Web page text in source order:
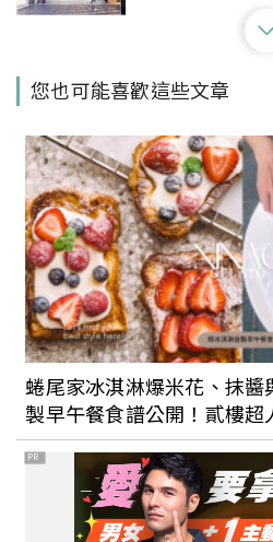
北竿的山、南竿
金門最道地的霸
供滷肉飯、蛋餅
線、廣東粥應
澎湖北新橋牛
地早餐，開業
的湯頭有多層次
去馬祖追藍眼淚
整理：傳統閩東
放慢步調品味小
您也可能喜歡這些文章
蜷尾家冰淇淋爆米花、抹
製早午餐食譜公開！貳樓超
家就做得出
PR